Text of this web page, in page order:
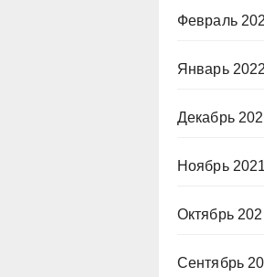
Февраль
Январь 2022
Декабрь
Ноябрь 2021
Октябрь
Сентябрь